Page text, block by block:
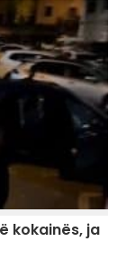
kokainës, ja